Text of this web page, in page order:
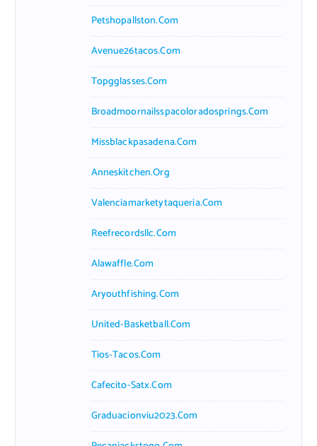
Petshopallston.com
Avenue26tacos.com
Topgglasses.com
Broadmoornailsspacoloradosprings.com
Missblackpasadena.com
Anneskitchen.org
Valenciamarketytaqueria.com
Reefrecordsllc.com
Alawaffle.com
Aryouthfishing.com
United-Basketball.com
Tios-Tacos.com
Cafecito-Satx.com
Graduacionviu2023.com